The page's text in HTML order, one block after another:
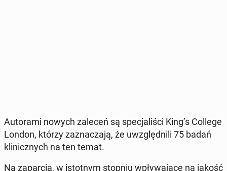
Au­to­ra­mi nowych zaleceń są spe­cja­li­ści King’s College
London, którzy za­zna­cza­ją, że uwzględ­ni­li 75 badań
kli­nicz­nych na ten temat.
Na za­par­cia, w istot­nym stopniu wpły­wa­ją­ce na jakość